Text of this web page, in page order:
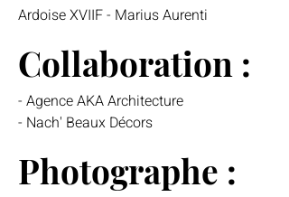
Ardoise XVIIF - Marius Aurenti
Collaboration :
- Agence AKA Architecture
- Nach' Beaux Décors
Photographe :